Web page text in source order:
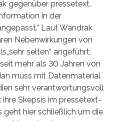
gegenüber pressetext.
in der
Laut Wandrak
Nebenwirkungen von
selten“ angeführt,
mehr als 30 Jahren von
muss mit Datenmaterial
sehr verantwortungsvoll
ihre Skepsis im pressetext-
geht hier schließlich um die